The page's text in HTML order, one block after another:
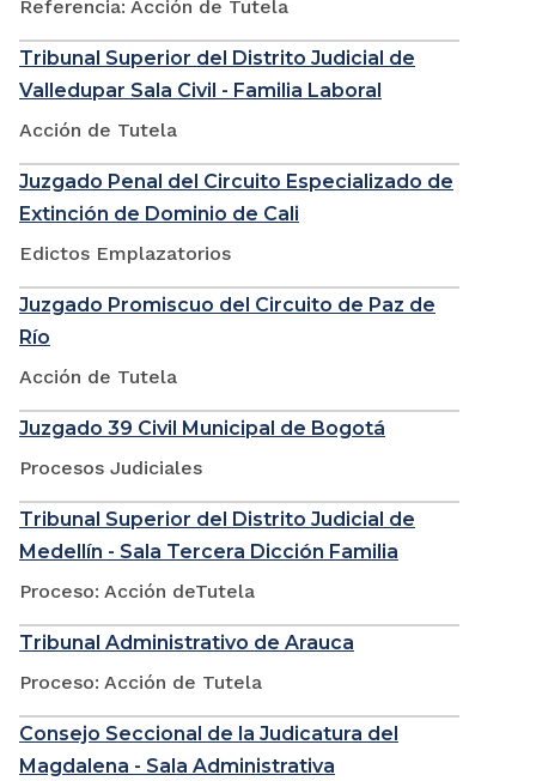
Referencia: Acción de Tutela
Tribunal Superior del Distrito Judicial de
Valledupar Sala Civil - Familia Laboral
Acción de Tutela
Juzgado Penal del Circuito Especializado de
Extinción de Dominio de Cali
Edictos Emplazatorios
Juzgado Promiscuo del Circuito de Paz de
Río
Acción de Tutela
Juzgado 39 Civil Municipal de Bogotá
Procesos Judiciales
Tribunal Superior del Distrito Judicial de
Medellín - Sala Tercera Dicción Familia
Proceso: Acción deTutela
Tribunal Administrativo de Arauca
Proceso: Acción de Tutela
Consejo Seccional de la Judicatura del
Magdalena - Sala Administrativa